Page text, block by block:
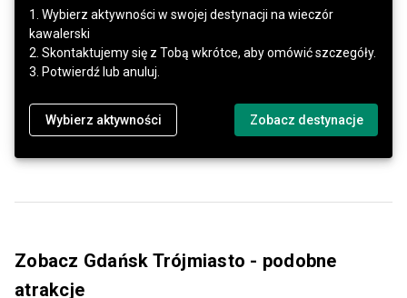
1. Wybierz aktywności w swojej destynacji na wieczór
kawalerski
2. Skontaktujemy się z Tobą wkrótce, aby omówić szczegóły.
3. Potwierdź lub anuluj.
Wybierz aktywności Zobacz destynacje
Zobacz Gdańsk Trójmiasto - podobne
atrakcje